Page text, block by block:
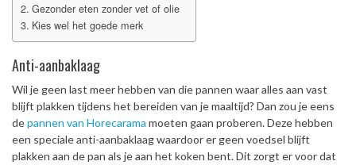
Gezonder eten zonder vet of olie
Kies wel het goede merk
Anti-aanbaklaag
Wil je geen last meer hebben van die pannen waar alles aan vast
blijft plakken tijdens het bereiden van je maaltijd? Dan zou je eens
depannen van Horecarama moeten gaan proberen. Deze hebben
een speciale anti-aanbaklaag waardoor er geen voedsel blijft
plakken aan de pan als je aan het koken bent. Dit zorgt er voor dat